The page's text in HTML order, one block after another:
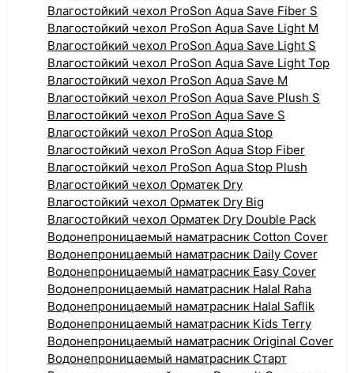
Влагостойкий чехол ProSon Aqua Save Fiber S
Влагостойкий чехол ProSon Aqua Save Light M
Влагостойкий чехол ProSon Aqua Save Light S
Влагостойкий чехол ProSon Aqua Save Light Top
Влагостойкий чехол ProSon Aqua Save M
Влагостойкий чехол ProSon Aqua Save Plush S
Влагостойкий чехол ProSon Aqua Save S
Влагостойкий чехол ProSon Aqua Stop
Влагостойкий чехол ProSon Aqua Stop Fiber
Влагостойкий чехол ProSon Aqua Stop Plush
Влагостойкий чехол Орматек Dry
Влагостойкий чехол Орматек Dry Big
Влагостойкий чехол Орматек Dry Double Pack
Водонепроницаемый наматрасник Cotton Cover
Водонепроницаемый наматрасник Daily Cover
Водонепроницаемый наматрасник Easy Cover
Водонепроницаемый наматрасник Halal Raha
Водонепроницаемый наматрасник Halal Saflik
Водонепроницаемый наматрасник Kids Terry
Водонепроницаемый наматрасник Original Cover
Водонепроницаемый наматрасник Старт